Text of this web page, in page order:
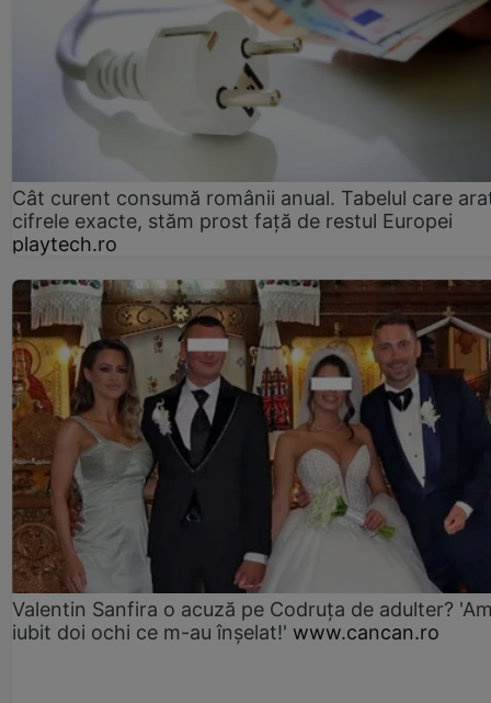
Cât curent consumă românii anual. Tabelul care
cifrele exacte, stăm prost faţă de restul Europei
playtech.ro
Valentin Sanfira o acuză pe Codruța de adulter?
iubit doi ochi ce m-au înșelat!' www.cancan.ro